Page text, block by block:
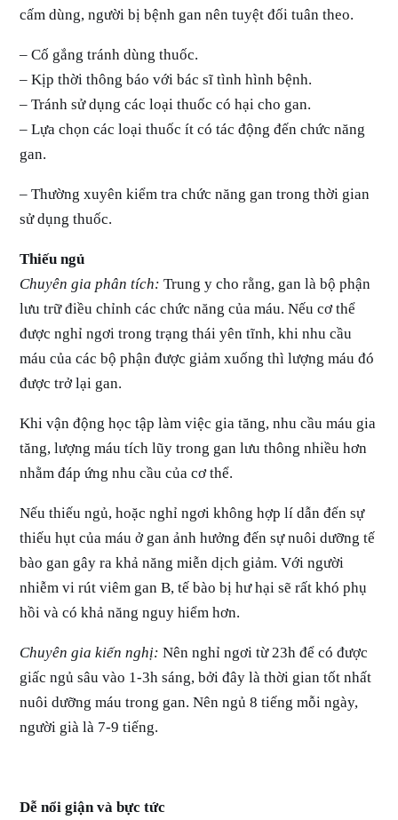
cấm dùng, người bị bệnh gan nên tuyệt đối tuân theo.
– Cố gắng tránh dùng thuốc.
– Kịp thời thông báo với bác sĩ tình hình bệnh.
– Tránh sử dụng các loại thuốc có hại cho gan.
– Lựa chọn các loại thuốc ít có tác động đến chức năng
gan.
– Thường xuyên kiểm tra chức năng gan trong thời gian
sử dụng thuốc.
Thiếu ngủ
Chuyên gia phân tích: Trung y cho rằng, gan là bộ phận
lưu trữ điều chỉnh các chức năng của máu. Nếu cơ thể
được nghỉ ngơi trong trạng thái yên tĩnh, khi nhu cầu
máu của các bộ phận được giảm xuống thì lượng máu đó
được trở lại gan.
Khi vận động học tập làm việc gia tăng, nhu cầu máu gia
tăng, lượng máu tích lũy trong gan lưu thông nhiều hơn
nhằm đáp ứng nhu cầu của cơ thể.
Nếu thiếu ngủ, hoặc nghỉ ngơi không hợp lí dẫn đến sự
thiếu hụt của máu ở gan ảnh hưởng đến sự nuôi dưỡng tế
bào gan gây ra khả năng miễn dịch giảm. Với người
nhiễm vi rút viêm gan B, tế bào bị hư hại sẽ rất khó phụ
hồi và có khả năng nguy hiểm hơn.
Chuyên gia kiến nghị: Nên nghỉ ngơi từ 23h để có được
giấc ngủ sâu vào 1-3h sáng, bởi đây là thời gian tốt nhất
nuôi dưỡng máu trong gan. Nên ngủ 8 tiếng mỗi ngày,
người già là 7-9 tiếng.
Dễ nổi giận và bực tức